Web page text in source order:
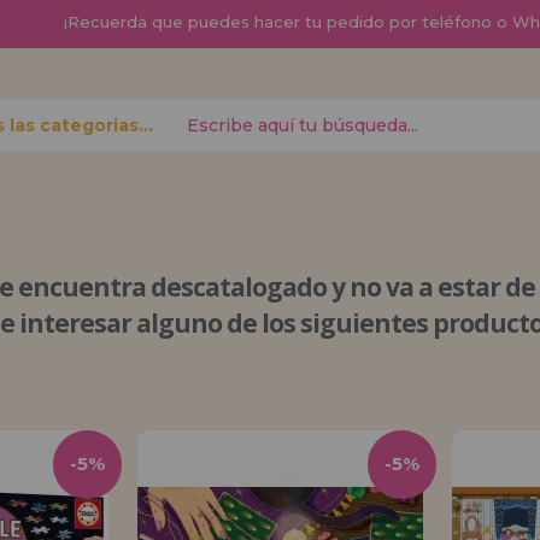
¡Recuerda que puedes hacer tu pedido por teléfono o
Quiero
nuevo
de ventas con
¡Adelante! Te
REGISTRO
Todas las categorias
encuentra descatalogadoy no va a estar
interesar alguno de los siguientes
-5% -5%